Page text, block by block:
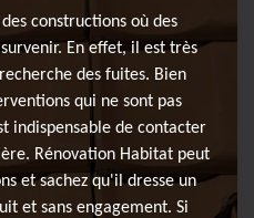
constructions où des
En effet, il est très
des fuites. Bien
qui ne sont pas
indispensable de contacter
Rénovation Habitat peut
et sachez qu'il dresse un
et sans engagement. Si